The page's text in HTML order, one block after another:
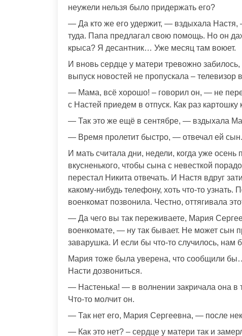
неужели нельзя было придержать его?
— Да кто же его удержит, — вздыхала
туда. Папа предлагал свою помощь. Но он
крыса? Я десантник… Уже месяц там воюет.
И вновь сердце у матери тревожно
выпуск новостей не пропускала –
— Мама, всё хорошо! – говорил он, — не
с Настей приедем в отпуск. Как раз картошку
— Так это же ещё в сентябре, — вздыхала
— Время пролетит быстро, — отвечал ей сын.
И мать считала дни, недели, когда уже осень
вкусненького, чтобы сына с невесткой
перестал Никита отвечать. И Настя вдруг
какому-нибудь телефону, хоть что-то
военкомат позвонила. Честно, оттягивала
— Да чего вы так переживаете, Мария
военкомате, — ну так бывает. Не может сын
заварушка. И если бы что-то случилось, нам
Мария тоже была уверена, что сообщили
Насти дозвониться.
— Настенька! — в волнении закричала она в
Что-то молчит он.
— Так нет его, Мария Сергеевна, — после
— Как это нет? – сердце у матери так и